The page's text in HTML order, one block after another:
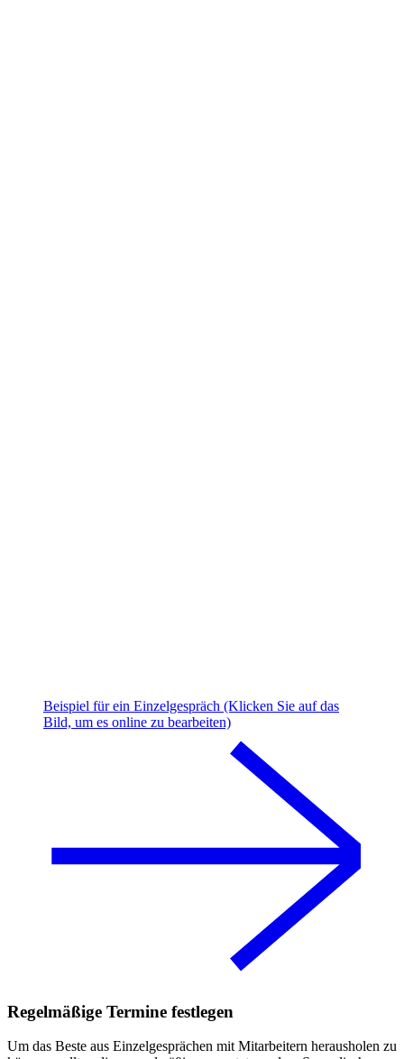
Beispiel für ein Einzelgespräch (Klicken Sie auf das
Bild, um es online zu bearbeiten)
Regelmäßige Termine festlegen
Um das Beste aus Einzelgesprächen mit Mitarbeitern herausholen zu